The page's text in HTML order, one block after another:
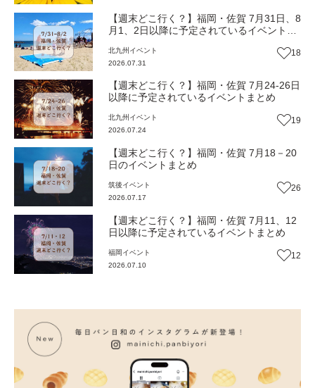
【週末どこ行く？】福岡・佐賀 7月31日、8
月1、2日以降に予定されているイベントま
北九州 イベント
2026.07.31
18
【週末どこ行く？】福岡・佐賀 7月24-26日
以降に予定されているイベントまとめ
北九州 イベント
2026.07.24
19
【週末どこ行く？】福岡・佐賀 7月18－20
日のイベントまとめ
筑後イベント
2026.07.17
26
【週末どこ行く？】福岡・佐賀 7月11、12
日以降に予定されているイベントまとめ
福岡 イベント
2026.07.10
12